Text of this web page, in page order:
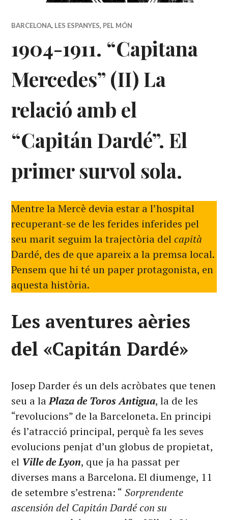
BARCELONA, LES ESPANYES, PEL MÓN
1904-1911. “Capitana
Mercedes” (II) La
relació amb el
“Capitán Dardé”. El
primer survol sola.
Mentre la Mercè devia estar a l’hospital
recuperant-se de les ferides inferides pel
seu marit seguim la trajectòria delcapità
Dardé, des de que apareix a la premsa local.
Pensem que hi té un paper protagonista, en
aquesta història.
Les aventures aèries
del «Capitán Dardé»
Josep Darder és un dels acròbates que tenen
seu a laPlaza de Toros Antigua, la de les
“revolucions” de la Barceloneta. En principi
és l’atracció principal, perquè fa les seves
evolucions penjat d’un globus de propietat,
el Ville de Lyon, que ja ha passat per
diverses mans a Barcelona. El diumenge, 11
de setembre s’estrena: “ Sorprendente
ascensión del Capitán Dardé con su